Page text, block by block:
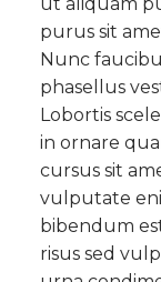
purus sit
Nunc
phasellus
Lobortis
in ornare
cursus sit
vulputate
bibendum
risus sed